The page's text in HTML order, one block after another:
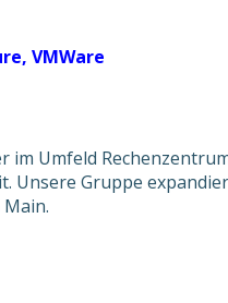
VMWare
im Umfeld
Unsere Gruppe